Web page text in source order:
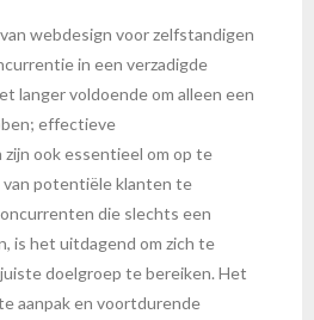
webdesign voor zelfstandigen
in een verzadigde
langer voldoende om alleen een
effectieve
ook essentieel om op te
van potentiële klanten te
die slechts een
is het uitdagend om zich te
doelgroep te bereiken. Het
aanpak en voortdurende